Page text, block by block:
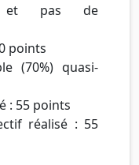
et pas de
points
(70%) quasi-
: 55 points
réalisé : 55